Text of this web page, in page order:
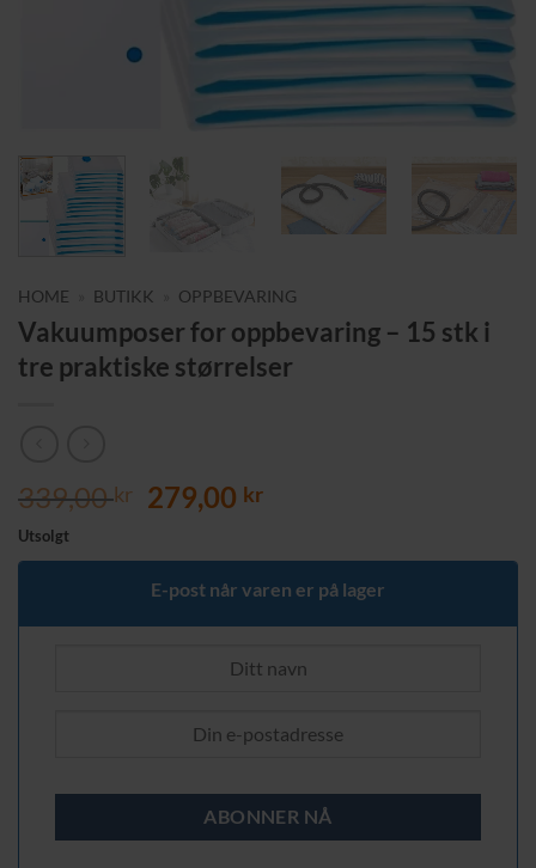
HOME BUTIKK OPPBEVARING
Vakuumposer for oppbevaring – 15 stk i
tre praktiske størrelser
339,00kr Opprinnelig
var:
339,00 kr.
279,00 krNåværende
er:
279,00 kr.
Utsolgt
E-post når varen er på lager